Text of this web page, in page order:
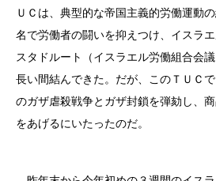
ＵＣは、典型的な帝国主義的労働運動
名で労働者の闘いを抑えつけ、イスラ
スタドルート（イスラエル労働組合会
長い間結んできた。だが、このＴＵＣ
のガザ虐殺戦争とガザ封鎖を弾劾し、
をあげるにいたったのだ。